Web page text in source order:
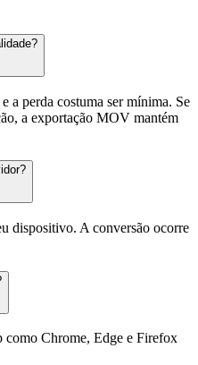
a perda costuma ser mínima. Se
a exportação MOV mantém
dispositivo. A conversão ocorre
como Chrome, Edge e Firefox